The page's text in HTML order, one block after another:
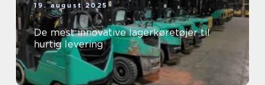
19. august 2025
De mest innovative lagerkøretøjer til
hurtig levering